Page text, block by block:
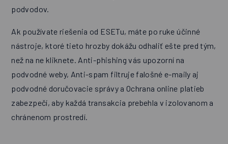
podvodov.
Ak používate riešenia od ESETu, máte po ruke účinné
nástroje, ktoré tieto hrozby dokážu odhaliť ešte pred tým,
než na ne kliknete. Anti-phishing vás upozorní na
podvodné weby, Anti-spam filtruje falošné e-maily aj
podvodné doručovacie správy a Ochrana online platieb
zabezpečí, aby každá transakcia prebehla v izolovanom a
chránenom prostredí.